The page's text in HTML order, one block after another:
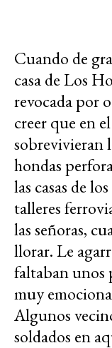
Cuando de
casa de Los
revocada por
creer que en
sobrevivieran
hondas
las casas de
talleres
las señoras,
llorar. Le
faltaban unos
muy
Algunos
soldados en